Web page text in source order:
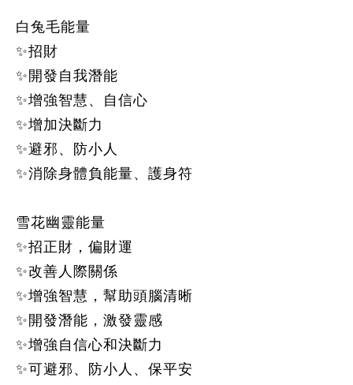
白兔毛能量
✨招財
✨開發自我潛能
✨增強智慧、自信心
✨增加決斷力
✨避邪、防小人
✨消除身體負能量、護身符
雪花幽靈能量
✨招正財，偏財運
✨改善人際關係
✨增強智慧，幫助頭腦清晰
✨開發潛能，激發靈感
✨增強自信心和決斷力
✨可避邪、防小人、保平安